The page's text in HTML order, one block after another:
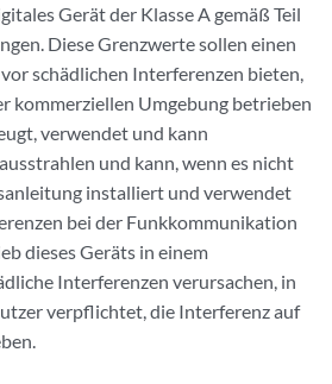
Gerät der Klasse A gemäß Teil
Diese Grenzwerte sollen einen
schädlichen Interferenzen bieten,
kommerziellen Umgebung betrieben
verwendet und kann
und kann, wenn es nicht
installiert und verwendet
bei der Funkkommunikation
dieses Geräts in einem
Interferenzen verursachen, in
verpflichtet, die Interferenz auf